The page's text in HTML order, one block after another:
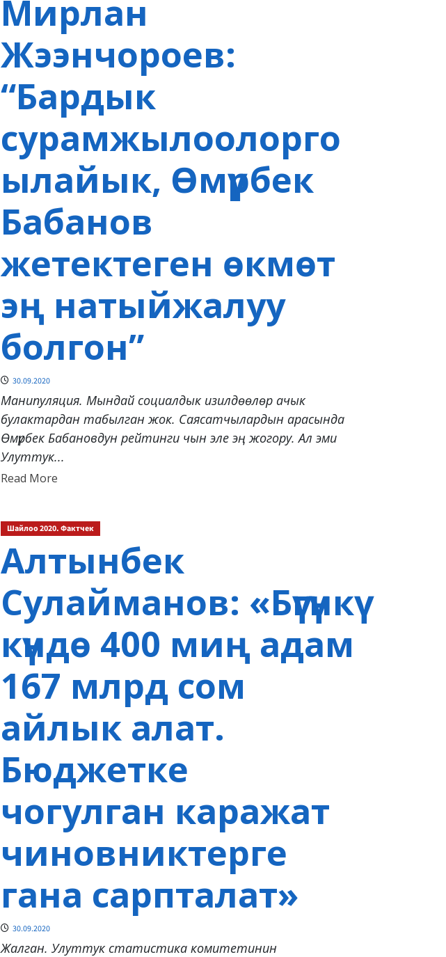
Мирлан
Жээнчороев:
“Бардык
сурамжылоолорго
ылайык, Өмүрбек
Бабанов
жетектеген өкмөт
эң натыйжалуу
болгон”
30.09.2020
Манипуляция. Мындай социалдык изилдөөлөр ачык
булактардан табылган жок. Саясатчылардын арасында
Өмүрбек Бабановдун рейтинги чын эле эң жогору. Ал эми
Улуттук...
Read More
Шайлоо 2020. Фактчек
Алтынбек
Сулайманов: «Бүгүнкү
күндө 400 миң адам
167 млрд сом
айлык алат.
Бюджетке
чогулган каражат
чиновниктерге
гана сарпталат»
30.09.2020
Жалган. Улуттук статистика комитетинин